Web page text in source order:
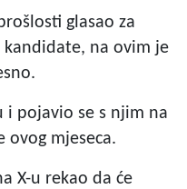
glasao za
kandidate, na ovim je
i pojavio se s njim na
ovog mjeseca.
X-u rekao da će